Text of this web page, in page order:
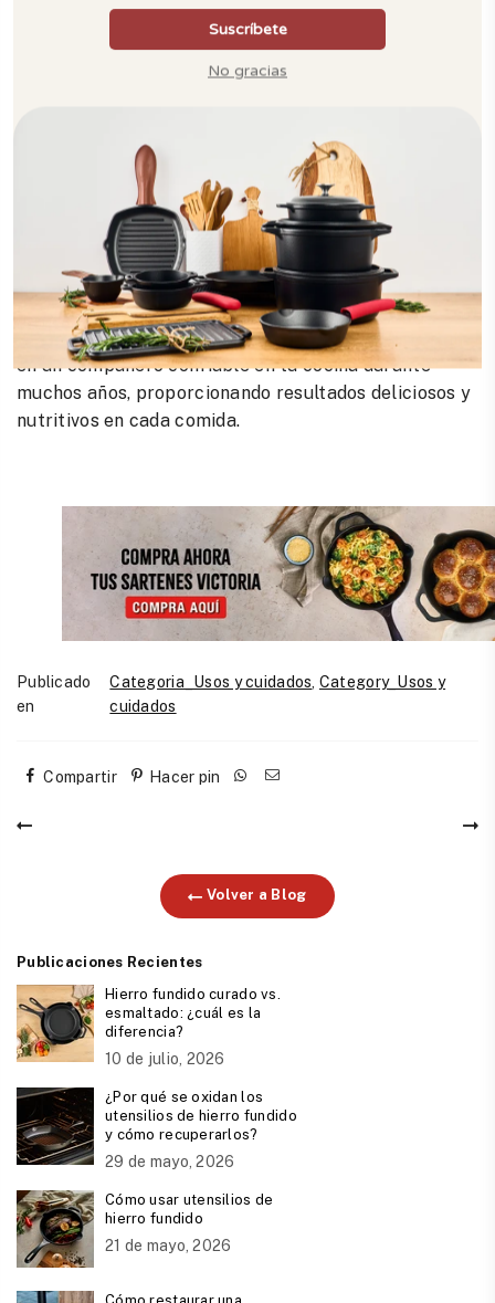
sellar los alimentos sin preocuparse por la liberación
de sustancias tóxicas.
cocinar en la estufa, sino que también se pueden usar
en el horno, lo que los hace perfectos para preparar
una amplia variedad de platos, desde salteados y
frituras hasta horneados y guisos.
En resumen, al elegir un sartén de hierro fundido,
estás invirtiendo en calidad, durabilidad y salud. Con
los cuidados adecuados, este utensilio se convertirá
en un compañero confiable en tu cocina durante
muchos años, proporcionando resultados deliciosos y
nutritivos en cada comida.
Publicado
en
Categoria_Usos y cuidados Category_Usos y
cuidados
Compartir Hacer pin
Volver a Blog
Publicaciones Recientes
Hierro fundido curado vs.
esmaltado: ¿cuál es la
diferencia?
10 de julio, 2026
¿Por qué se oxidan los
utensilios de hierro fundido
y cómo recuperarlos?
29 de mayo, 2026
Cómo usar utensilios de
hierro fundido
21 de mayo, 2026